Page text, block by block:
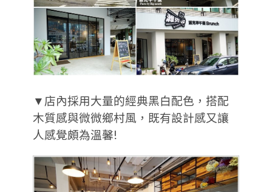
▼店內採用大量的經典黑白配色，搭配
木質感與微微鄉村風，既有設計感又讓
人感覺頗為溫馨!